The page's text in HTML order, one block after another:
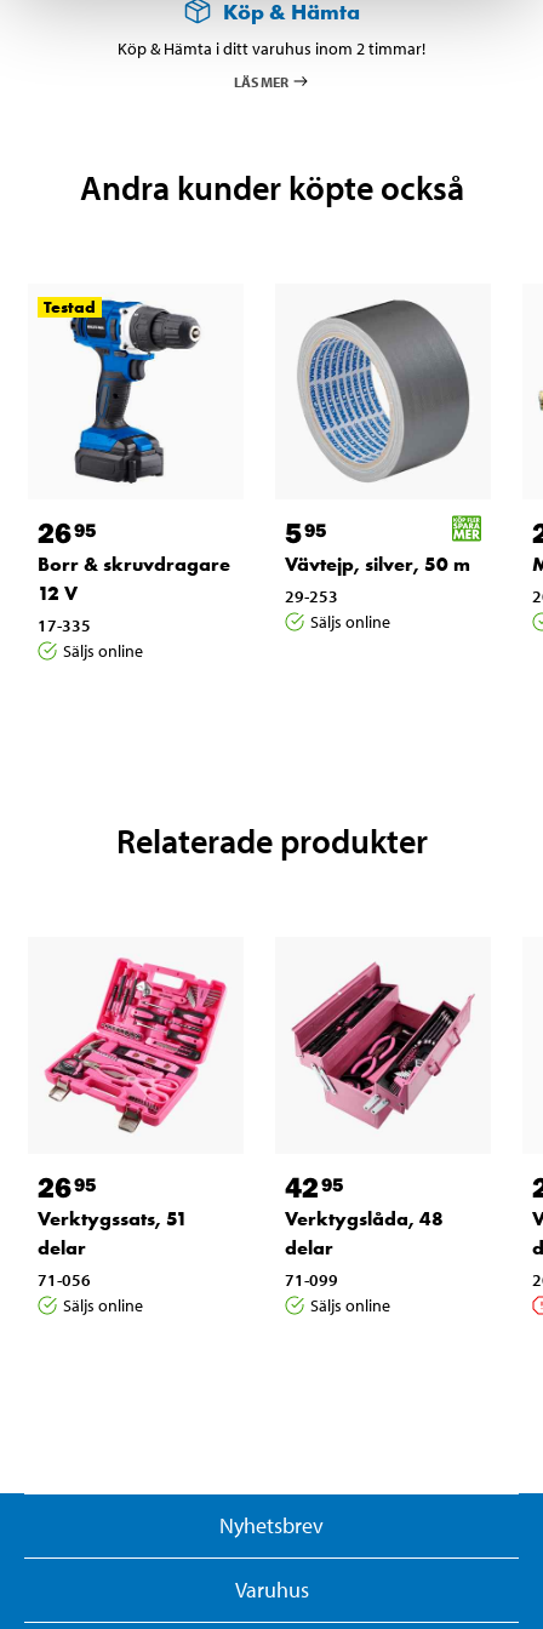
Köp & Hämta
Köp & Hämta i ditt varuhus inom 2 timmar!
LÄS MER
Andra kunder köpte också
Testad
2695
Borr & skruvdragare
12 V
17-335
Säljs online
595
Vävtejp, silver, 50 m
29-253
Säljs online
Relaterade produkter
2695
Verktygssats, 51
delar
71-056
Säljs online
4295
Verktygslåda, 48
delar
71-099
Säljs online
Nyhetsbrev
Varuhus